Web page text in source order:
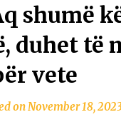
shumë
duhet të
vete
onNovember 18,